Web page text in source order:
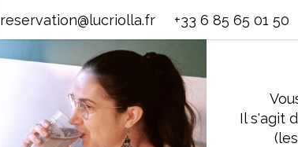
reservation@lucriolla.fr +33 6 85 65 01 50
Il s'agit